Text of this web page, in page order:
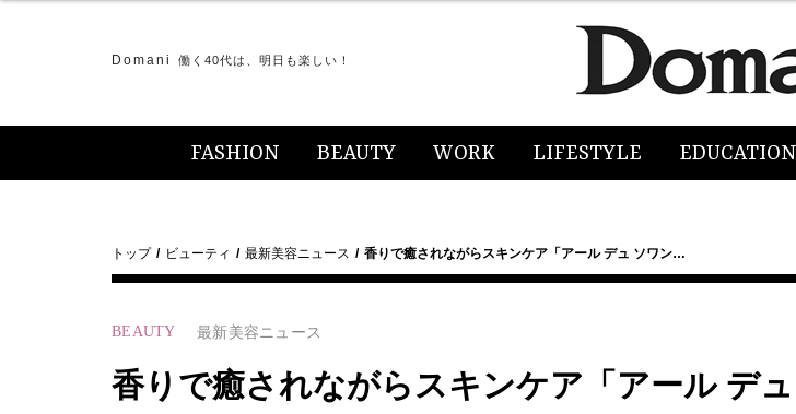
Domani 働く40代は、明日も楽しい！
FASHION BEAUTY WORK LIFESTYLE EDUCATION
トップ ビューティ 最新美容ニュース 香りで癒されながらスキンケア「アール デュ ソワン…
BEAUTY 最新美容ニュース
香りで癒されながらスキンケア「アール デ